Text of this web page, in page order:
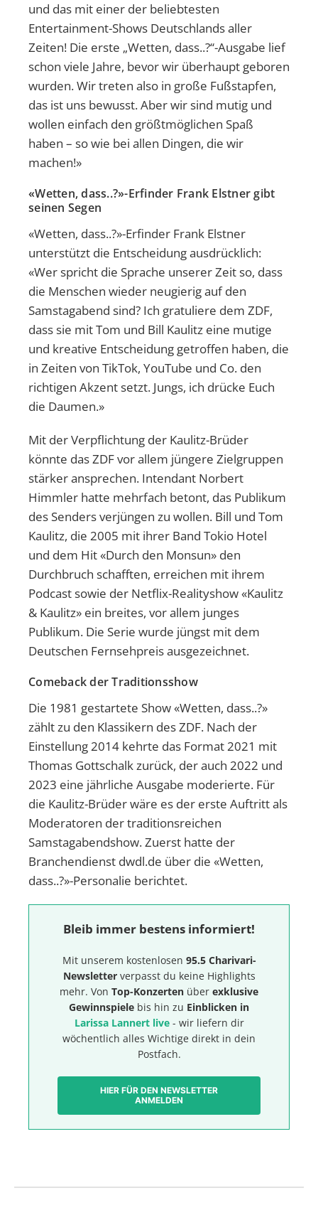
und das mit einer der beliebtesten
Entertainment-Shows Deutschlands aller
Zeiten! Die erste „Wetten, dass..?“-Ausgabe lief
schon viele Jahre, bevor wir überhaupt geboren
wurden. Wir treten also in große Fußstapfen,
das ist uns bewusst. Aber wir sind mutig und
wollen einfach den größtmöglichen Spaß
haben – so wie bei allen Dingen, die wir
machen!»
«Wetten, dass..?»-Erfinder Frank Elstner gibt
seinen Segen
«Wetten, dass..?»-Erfinder Frank Elstner
unterstützt die Entscheidung ausdrücklich:
«Wer spricht die Sprache unserer Zeit so, dass
die Menschen wieder neugierig auf den
Samstagabend sind? Ich gratuliere dem ZDF,
dass sie mit Tom und Bill Kaulitz eine mutige
und kreative Entscheidung getroffen haben, die
in Zeiten von TikTok, YouTube und Co. den
richtigen Akzent setzt. Jungs, ich drücke Euch
die Daumen.»
Mit der Verpflichtung der Kaulitz-Brüder
könnte das ZDF vor allem jüngere Zielgruppen
stärker ansprechen. Intendant Norbert
Himmler hatte mehrfach betont, das Publikum
des Senders verjüngen zu wollen. Bill und Tom
Kaulitz, die 2005 mit ihrer Band Tokio Hotel
und dem Hit «Durch den Monsun» den
Durchbruch schafften, erreichen mit ihrem
Podcast sowie der Netflix-Realityshow «Kaulitz
& Kaulitz» ein breites, vor allem junges
Publikum. Die Serie wurde jüngst mit dem
Deutschen Fernsehpreis ausgezeichnet.
Comeback der Traditionsshow
Die 1981 gestartete Show «Wetten, dass..?»
zählt zu den Klassikern des ZDF. Nach der
Einstellung 2014 kehrte das Format 2021 mit
Thomas Gottschalk zurück, der auch 2022 und
2023 eine jährliche Ausgabe moderierte. Für
die Kaulitz-Brüder wäre es der erste Auftritt als
Moderatoren der traditionsreichen
Samstagabendshow. Zuerst hatte der
Branchendienst dwdl.de über die «Wetten,
dass..?»-Personalie berichtet.
Bleib immer bestens informiert!
Mit unserem kostenlosen 95.5 Charivari-
Newsletterverpasst du keine Highlights
mehr. Von Top-Konzerten über exklusive
Gewinnspiele bis hin zu Einblicken in
Larissa Lannert live- wir liefern dir
wöchentlich alles Wichtige direkt in dein
Postfach.
HIER FÜR DEN NEWSLETTER
ANMELDEN